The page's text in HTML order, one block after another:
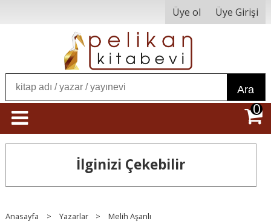
Üye ol Üye Girişi
Ara
0
İlginizi Çekebilir
Anasayfa > Yazarlar > Melih Aşanlı